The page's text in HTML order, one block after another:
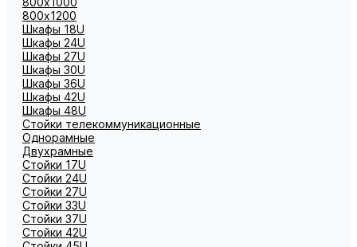
800х1200
Шкафы 18U
Шкафы 24U
Шкафы 27U
Шкафы 30U
Шкафы 36U
Шкафы 42U
Шкафы 48U
Стойки телекоммуникационные
Однорамные
Двухрамные
Стойки 17U
Стойки 24U
Стойки 27U
Стойки 33U
Стойки 37U
Стойки 42U